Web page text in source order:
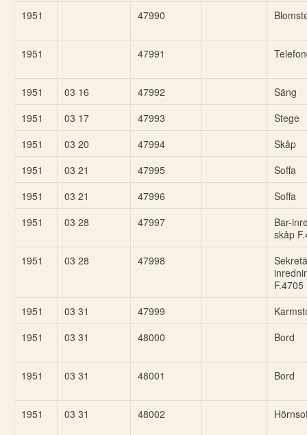
1951 47990
1951 47991
1951 03 16 47992
Säng
1951
03 17 47993
Stege
1951
03 20 47994
Skåp
1951
03 21 47995
Soffa
1951
03 21 47996
Soffa
1951
03 28 47997
Bar-
skåp
1951
03 28 47998
F.4705
1951
03 31 47999
1951
03 31 48000 Bord
1951 03 31 48001 Bord
1951 03 31 48002